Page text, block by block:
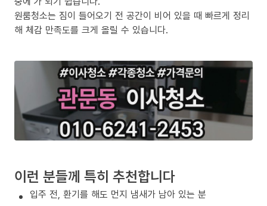
원룸청소는 짐이 들어오기 전 공간이 비어 있을 때 빠르게 정리
해 체감 만족도를 크게 올릴 수 있습니다.
이런 분들께 특히 추천합니다
입주 전, 환기를 해도 먼지 냄새가 남아 있는 분